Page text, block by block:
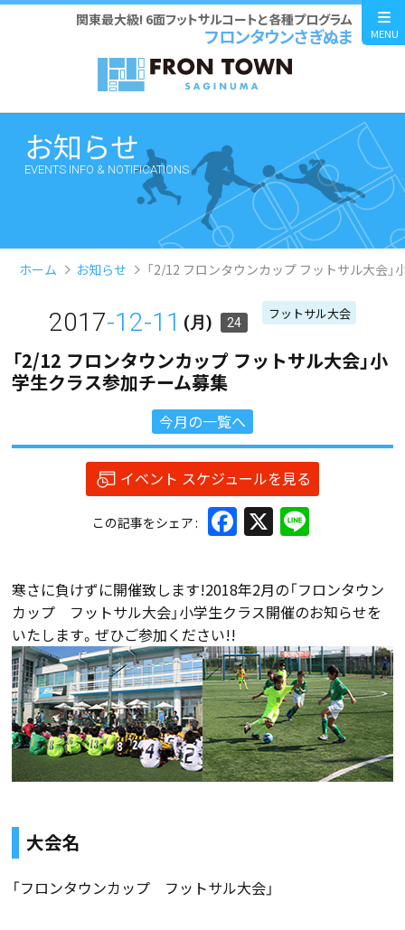
関東最大級! 6面フットサルコートと各種プログラム
フロンタウンさぎぬま MENU
お知らせ
EVENTS INFO & NOTIFICATIONS
ホーム お知らせ 「2/12 フロンタウンカップ フットサル大会
2017-12-11 (月) 24
フットサル大会
「2/12 フロンタウンカップ フットサル大会」小
学生クラス参加チーム募集
今月の一覧へ
イベント スケジュールを見る
この記事をシェア Facebook
X
寒さに負けずに開催致します!2018年2月の「フロンタウン
カップ フットサル大会」小学生クラス開催のお知らせを
いたします。ぜひご参加ください!!
大会名
「フロンタウンカップ フットサル大会」